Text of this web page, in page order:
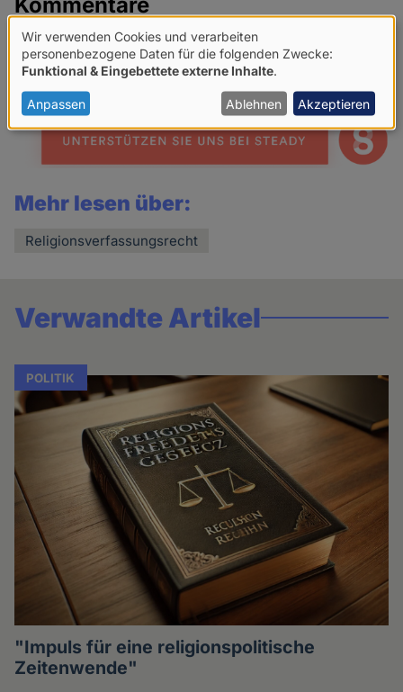
Netiquette für Kommentare
Share
news
Mehr lesen über:
Religionsverfassungsrecht
Verwandte Artikel
POLITIK
"Impuls für eine religionspolitische
Zeitenwende"
Verwendung
von
personenbezogenen
Daten
Wir verwenden Cookies und verarbeiten
personenbezogene Daten für die folgenden Zwecke:
Funktional & Eingebettete externe Inhalte.
Anpassen Ablehnen Akzeptieren